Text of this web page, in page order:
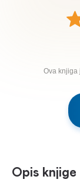
Ova knjiga
Opis knjige